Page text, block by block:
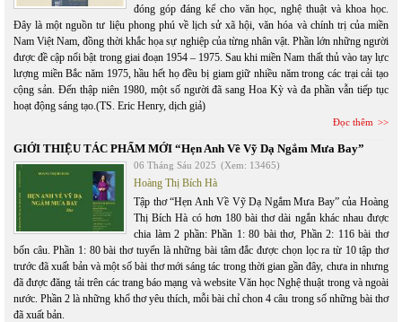
đóng góp đáng kể cho văn học, nghệ thuật và khoa học.
Đây là một nguồn tư liệu phong phú về lịch sử xã hội, văn hóa và chính trị của miền
Nam Việt Nam, đồng thời khắc họa sự nghiệp của từng nhân vật. Phần lớn những người
được đề cập nổi bật trong giai đoạn 1954 – 1975. Sau khi miền Nam thất thủ vào tay lực
lượng miền Bắc năm 1975, hầu hết họ đều bị giam giữ nhiều năm trong các trại cải tạo
cộng sản. Đến thập niên 1980, một số người đã sang Hoa Kỳ và đa phần vẫn tiếp tục
hoạt động sáng tạo.(TS. Eric Henry, dịch giả)
Đọc thêm
GIỚI THIỆU TÁC PHẨM MỚI “Hẹn Anh Về Vỹ Dạ Ngắm Mưa Bay”
06 Tháng Sáu 2025 (Xem: 13465)
Hoàng Thị Bích Hà
Tập thơ “Hẹn Anh Về Vỹ Dạ Ngắm Mưa Bay” của Hoàng
Thị Bích Hà có hơn 180 bài thơ dài ngắn khác nhau được
chia làm 2 phần: Phần 1: 80 bài thơ, Phần 2: 116 bài thơ
bốn câu. Phần 1: 80 bài thơ tuyển là những bài tâm đắc được chọn lọc ra từ 10 tập thơ
trước đã xuất bản và một số bài thơ mới sáng tác trong thời gian gần đây, chưa in nhưng
đã được đăng tải trên các trang báo mạng và website Văn học Nghệ thuật trong và ngoài
nước. Phần 2 là những khổ thơ yêu thích, mỗi bài chỉ chon 4 câu trong số những bài thơ
đã xuất bản.